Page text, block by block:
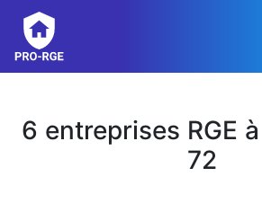
6 entreprises RGE
72